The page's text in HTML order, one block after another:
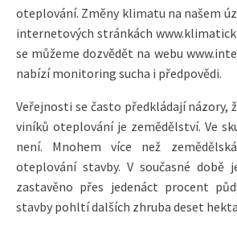
oteplování. Změny klimatu na našem
internetových stránkách
se můžeme dozvědět na webu
nabízí monitoring sucha i předpovědi.
Veřejnosti se často předkládají názory,
viníků oteplování je zemědělství. Ve
není. Mnohem více než
oteplování stavby. V současné době
zastavěno přes jedenáct procent
stavby pohltí dalších zhruba deset